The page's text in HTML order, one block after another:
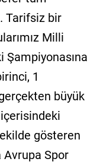
Tarifsiz bir
Milli
Şampiyonasına
1
büyük
gösteren
Spor